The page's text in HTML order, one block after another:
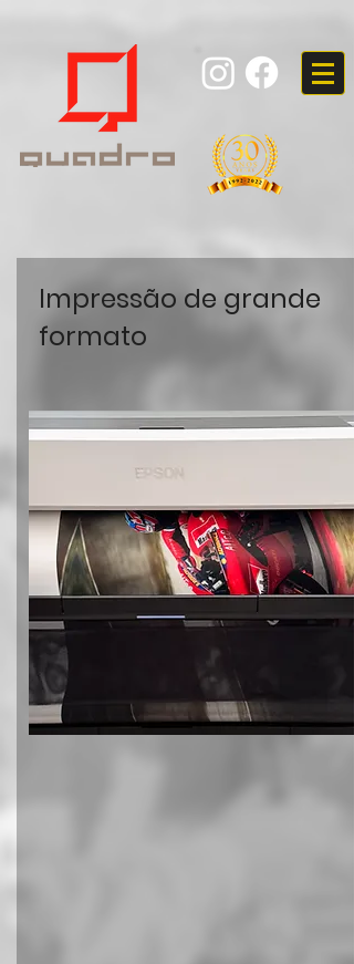
Impressão de grande
formato